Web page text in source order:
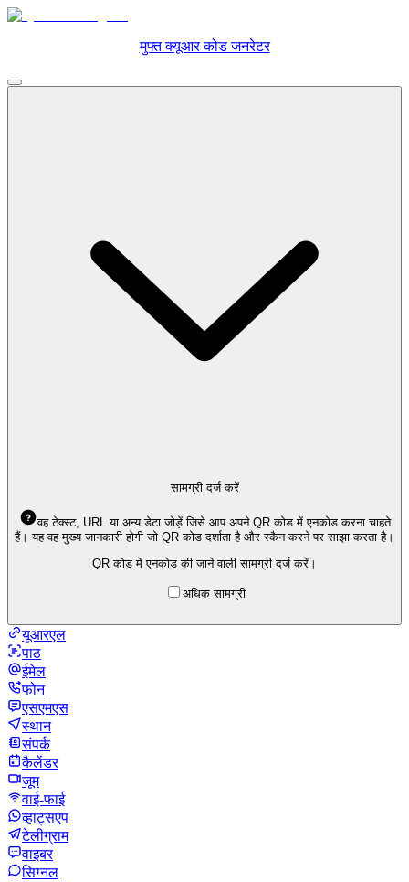
मुफ्त क्यूआर कोड जनरेटर
सामग्री दर्ज करें
वह टेक्स्ट, URL या अन्य डेटा जोड़ें जिसे आप अपने QR कोड में एनकोड करना चाहते
हैं। यह वह मुख्य जानकारी होगी जो QR कोड दर्शाता है और स्कैन करने पर साझा करता है।
QR कोड में एनकोड की जाने वाली सामग्री दर्ज करें।
अधिक सामग्री
यूआरएल
पाठ
ईमेल
फोन
एसएमएस
स्थान
संपर्क
कैलेंडर
जूम
वाई-फाई
व्हाट्सएप
टेलीग्राम
वाइबर
सिग्नल